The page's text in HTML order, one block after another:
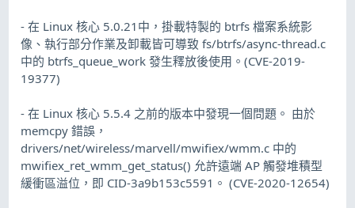
- 在 Linux 核心 5.0.21中，掛載特製的 btrfs 檔案系統影
像、執行部分作業及卸載皆可導致 fs/btrfs/async-thread.c
中的 btrfs_queue_work 發生釋放後使用。(CVE-2019-
19377)
- 在 Linux 核心 5.5.4 之前的版本中發現一個問題。 由於
memcpy 錯誤，
drivers/net/wireless/marvell/mwifiex/wmm.c 中的
mwifiex_ret_wmm_get_status() 允許遠端 AP 觸發堆積型
緩衝區溢位，即 CID-3a9b153c5591。 (CVE-2020-12654)